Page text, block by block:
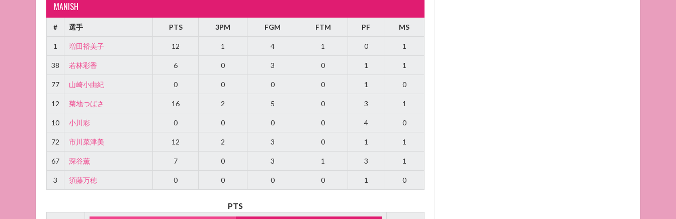
MANISH
# 選手 PTS 3PM FGM FTM PF MS
1 増田裕美子 12 1 4 1 0 1
38 若林彩香 6 0 3 0 1 1
77 山崎小由紀 0 0 0 0 1 0
12 菊地つばさ 16 2 5 0 3 1
10 小川彩 0 0 0 0 4 0
72 市川菜津美 12 2 3 0 1 1
67 深谷薫 7 0 3 1 3 1
3 須藤万穂 0 0 0 0 1 0
PTS